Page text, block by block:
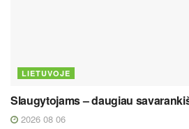
LIETUVOJE
Slaugytojams – daugiau
2026 08 06